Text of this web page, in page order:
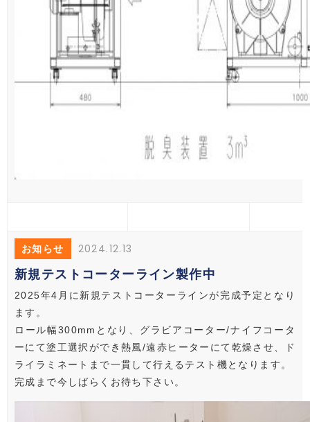
お知らせ
2024.12.13
新規テストコーターライン製作中
2025年4月に新規テストコーターラインが完成予定となり
ます。
ロール幅300mmとなり、グラビアコーター/ナイフコータ
ーにて塗工選択ができ熱風/遠赤ヒーターにて乾燥させ、ド
ライラミネートまで一貫して行えるテスト機となります。
完成まで今しばらくお待ち下さい。